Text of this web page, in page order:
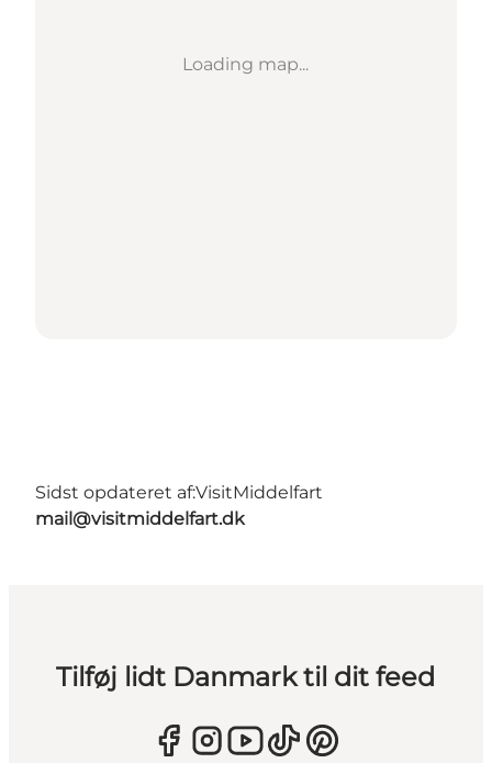
Loading map...
Sidst opdateret af:VisitMiddelfart
mail@visitmiddelfart.dk
Tilføj lidt Danmark til dit feed